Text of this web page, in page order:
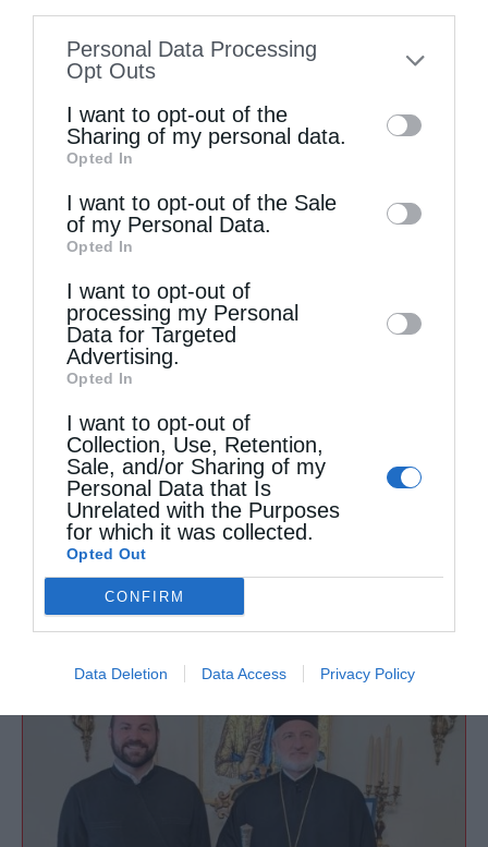
to your opt-out. You may separately opt-out
information by third parties on the IAB’s list
of downstream participants. This
information may also be disclosed by us to
third parties on theIAB’s List of
Downstream Participants
disclose it to other third parties.
Personal Data Processing
Opt Outs
I want to opt-out of the
Sharing of my personal data.
Opted In
I want to opt-out of the Sale
of my Personal Data.
Opted In
I want to opt-out of
processing my Personal
Data for Targeted
Advertising.
Opted In
I want to opt-out of
Collection, Use, Retention,
Sale, and/or Sharing of my
Personal Data that Is
Unrelated with the Purposes
for which it was collected.
Opted Out
CONFIRM
Data Deletion Data Access Privacy Policy
Κρήτης
Ένταση στην τελετή χειροτονίας του νέου
Μητροπολίτη Πάφου